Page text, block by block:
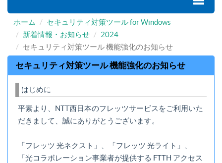
ホーム
セキュリティ対策ツール for Windows
新着情報・お知らせ
2024
セキュリティ対策ツール 機能強化のお知らせ
セキュリティ対策ツール 機能強化のお知らせ
はじめに
平素より、NTT西日本のフレッツサービスをご利用いた
だきまして、誠にありがとうございます。
「フレッツ 光ネクスト」、「フレッツ 光ライト」、
「光コラボレーション事業者が提供する FTTH アクセス